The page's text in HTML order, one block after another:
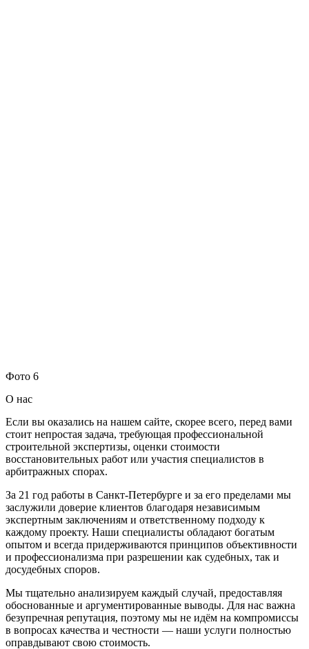
Фото 6
О нас
Если вы оказались на нашем сайте, скорее всего, перед вами
стоит непростая задача, требующая профессиональной
строительной экспертизы, оценки стоимости
восстановительных работ или участия специалистов в
арбитражных спорах.
За 21 год работы в Санкт-Петербурге и за его пределами мы
заслужили доверие клиентов благодаря независимым
экспертным заключениям и ответственному подходу к
каждому проекту. Наши специалисты обладают богатым
опытом и всегда придерживаются принципов объективности
и профессионализма при разрешении как судебных, так и
досудебных споров.
Мы тщательно анализируем каждый случай, предоставляя
обоснованные и аргументированные выводы. Для нас важна
безупречная репутация, поэтому мы не идём на компромиссы
в вопросах качества и честности — наши услуги полностью
оправдывают свою стоимость.